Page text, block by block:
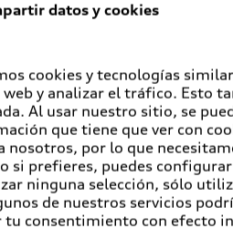
Governance
procesos que rigen su
remuneración de los
Iniciativas dentro de Audi:
- Cumplimiento y Gestión
- Cumplimiento e integridad
- Sistema de denuncia de
datos y cookies
cookies y tecnologías
y analizar el tráfico. Esto
Al usar nuestro sitio, se
que tiene que ver con
por lo que
si prefieres, puedes
ninguna selección, sólo
de nuestros servicios
consentimiento con efecto